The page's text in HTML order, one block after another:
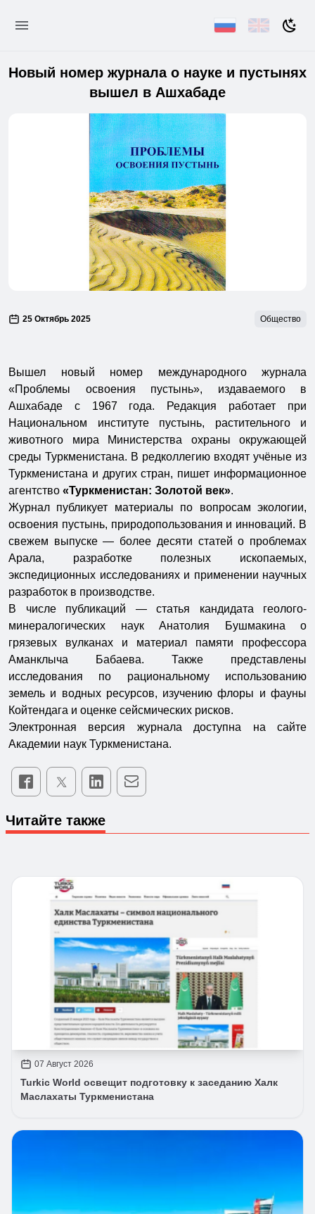
Новый номер журнала о науке и пустынях
вышел в Ашхабаде
25 Октябрь 2025 Общество
Вышел новый номер международного журнала
«Проблемы освоения пустынь», издаваемого в
Ашхабаде с 1967 года. Редакция работает при
Национальном институте пустынь, растительного и
животного мира Министерства охраны окружающей
среды Туркменистана. В редколлегию входят учёные из
Туркменистана и других стран, пишет информационное
агентство «Туркменистан: Золотой век».
Журнал публикует материалы по вопросам экологии,
освоения пустынь, природопользования и инноваций. В
свежем выпуске — более десяти статей о проблемах
Арала, разработке полезных ископаемых,
экспедиционных исследованиях и применении научных
разработок в производстве.
В числе публикаций — статья кандидата геолого-
минералогических наук Анатолия Бушмакина о
грязевых вулканах и материал памяти профессора
Аманклыча Бабаева. Также представлены
исследования по рациональному использованию
земель и водных ресурсов, изучению флоры и фауны
Койтендага и оценке сейсмических рисков.
Электронная версия журнала доступна на сайте
Академии наук Туркменистана.
Читайте также
07 Август 2026
Turkic World освещит подготовку к заседанию Халк
Маслахаты Туркменистана